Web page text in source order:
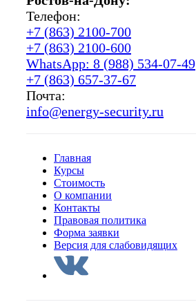
Телефон:
+7 (863) 2100-700
+7 (863) 2100-600
WhatsApp: 8 (988) 534-07-49
+7 (863) 657-37-67
Почта:
info@energy-security.ru
Главная
Курсы
Стоимость
О компании
Контакты
Правовая политика
Форма заявки
Версия для слабовидящих